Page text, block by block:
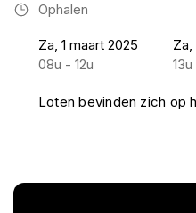
Ophalen
Za, 1 maart 2025
08u - 12u
Za,
Loten bevinden zich op